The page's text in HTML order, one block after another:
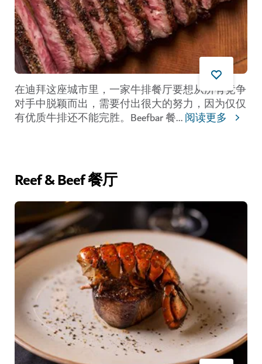
在迪拜这座城市里，一家牛排餐厅要想从所有竞争
对手中脱颖而出，需要付出很大的努力，因为仅仅
有优质牛排还不能完胜。Beefbar 餐...阅读更多
Reef & Beef 餐厅